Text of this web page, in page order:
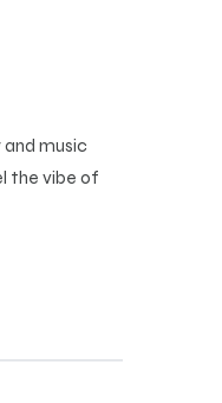
music
the vibe of